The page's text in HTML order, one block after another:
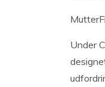
Under